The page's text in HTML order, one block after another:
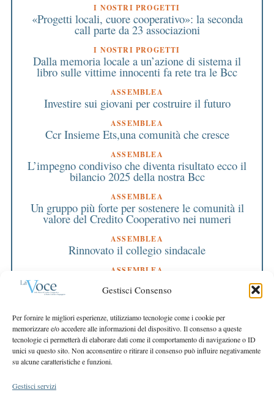
Gestisci Consenso
Per fornire le migliori esperienze, utilizziamo tecnologie come i cookie per
memorizzare e/o accedere alle informazioni del dispositivo. Il consenso a queste
tecnologie ci permetterà di elaborare dati come il comportamento di navigazione o ID
unici su questo sito. Non acconsentire o ritirare il consenso può influire negativamente
su alcune caratteristiche e funzioni.
Gestisci servizi
I NOSTRI PROGETTI
«Progetti locali, cuore cooperativo»: la seconda
call parte da 23 associazioni
I NOSTRI PROGETTI
Dalla memoria locale a un’azione di sistema il
libro sulle vittime innocenti fa rete tra le Bcc
ASSEMBLEA
Investire sui giovani per costruire il futuro
ASSEMBLEA
Ccr Insieme Ets,una comunità che cresce
ASSEMBLEA
L’impegno condiviso che diventa risultato ecco il
bilancio 2025 della nostra Bcc
ASSEMBLEA
Un gruppo più forte per sostenere le comunità il
valore del Credito Cooperativo nei numeri
ASSEMBLEA
Rinnovato il collegio sindacale
ASSEMBLEA
Bilancio approvato all’unanimità e 2 milioni
destinati al territorio
EDITORIALE DIRETTORE
Crescere restando riconoscibili
EDITORIALE PRESIDENTE
Costruire futuro insieme